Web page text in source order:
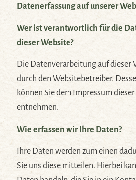
Datenerfassung auf unserer
Wer ist verantwortlich für die
dieser Website?
Die Datenverarbeitung auf dieser
durch den Websitebetreiber.
können Sie dem Impressum
entnehmen.
Wie erfassen wir Ihre Daten?
Ihre Daten werden zum einen
Sie uns diese mitteilen. Hierbei